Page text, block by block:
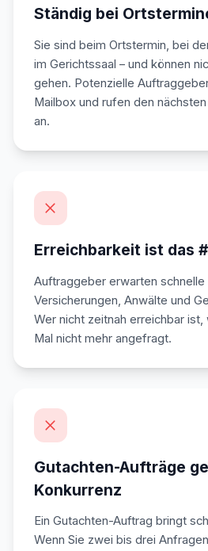
Ständig bei
Sie sind beim Ortstermin, bei
im Gerichtssaal – und können
gehen. Potenzielle
Mailbox und rufen den
an.
Erreichbarkeit ist das
Auftraggeber erwarten schnelle
Versicherungen, Anwälte und
Wer nicht zeitnah erreichbar
Mal nicht mehr angefragt.
Gutachten-Aufträge
Konkurrenz
Ein Gutachten-Auftrag bringt
Wenn Sie zwei bis drei